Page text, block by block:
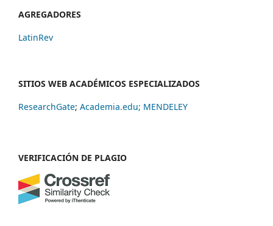
AGREGADORES
LatinRev
SITIOS WEB ACADÉMICOS ESPECIALIZADOS
ResearchGate; Academia.edu; MENDELEY
VERIFICACIÓN DE PLAGIO